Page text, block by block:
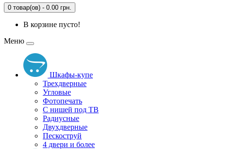
0 товар(ов) - 0.00 грн.
В корзине пусто!
Меню
Шкафы-купе
Трехдверные
Угловые
Фотопечать
С нишей под ТВ
Радиусные
Двухдверные
Пескоструй
4 двери и более